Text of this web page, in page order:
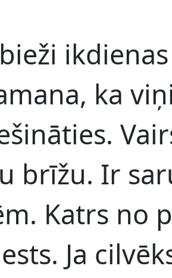
ka
brīžu. Ir
Katrs no
Ja